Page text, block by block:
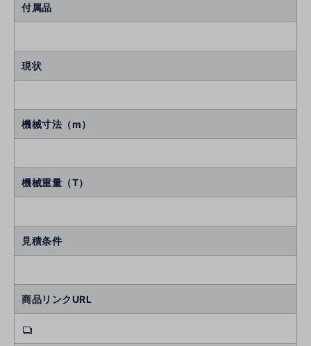
付属品
現状
機械寸法（m）
機械重量（T）
見積条件
商品リンクURL